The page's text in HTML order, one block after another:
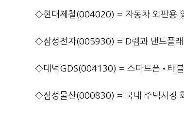
◇현대제철(004020) = 자동차 외판용
◇삼성전자(005930) = D램과 낸드플
◇대덕GDS(004130) = 스마트폰•태
◇삼성물산(000830) = 국내 주택시장